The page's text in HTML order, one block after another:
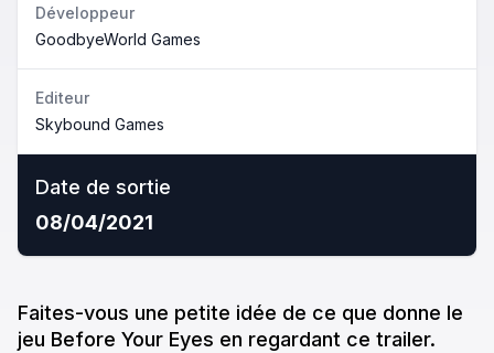
Développeur
GoodbyeWorld Games
Editeur
Skybound Games
Date de sortie
08/04/2021
Faites-vous une petite idée de ce que donne le
jeu Before Your Eyes en regardant ce trailer.